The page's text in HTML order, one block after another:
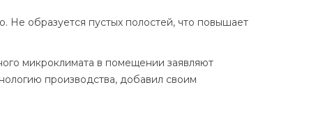
Не образуется пустых полостей, что повышает
микроклимата в помещении заявляют
производства, добавил своим